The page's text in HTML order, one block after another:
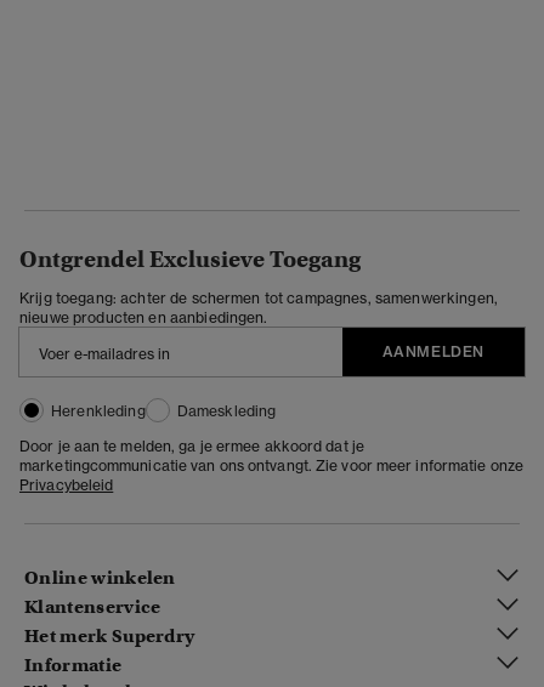
Ontgrendel Exclusieve Toegang
Krijg toegang: achter de schermen tot campagnes, samenwerkingen,
nieuwe producten en aanbiedingen.
AANMELDEN
Herenkleding
Dameskleding
Door je aan te melden, ga je ermee akkoord dat je
marketingcommunicatie van ons ontvangt. Zie voor meer informatie onze
Privacybeleid
Online winkelen
Klantenservice
Het merk Superdry
Informatie